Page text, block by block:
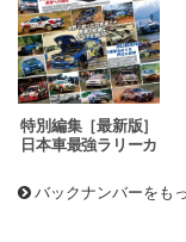
特別編集［最新版］
日本車最強ラリーカ
バックナンバーをも